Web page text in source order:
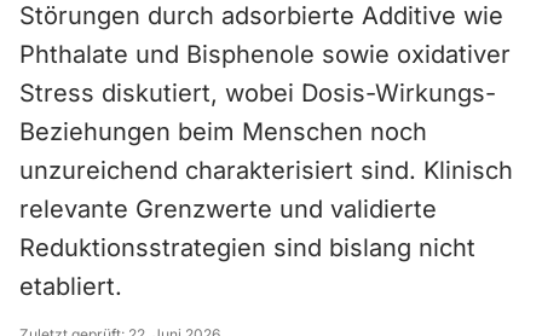
Störungen durch adsorbierte Additive wie
Phthalate und Bisphenole sowie oxidativer
Stress diskutiert, wobei Dosis-Wirkungs-
Beziehungen beim Menschen noch
unzureichend charakterisiert sind. Klinisch
relevante Grenzwerte und validierte
Reduktionsstrategien sind bislang nicht
etabliert.